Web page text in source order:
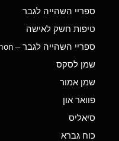
ספריי השהייה לגבר
טיפות חשק לאישה
ספריי השהייה לגבר – Maximon
שמן לסקס
שמן אמור
פוואר און
סיאליס
כוח גברא